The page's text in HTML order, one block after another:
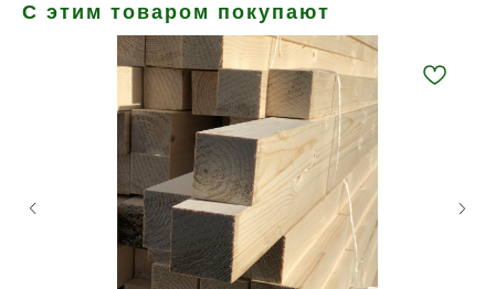
С этим товаром покупают